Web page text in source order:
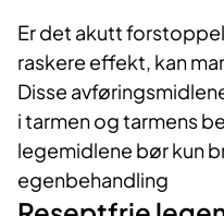
Er det akutt
raskere effekt, kan
Disse
i tarmen og tarmens
legemidlene bør kun
egenbehandling